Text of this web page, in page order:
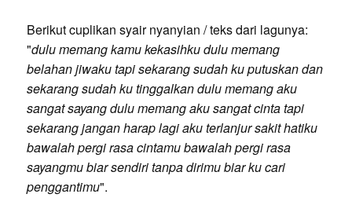
Berikut cuplikan syair nyanyian / teks dari lagunya:
"dulu memang kamu kekasihku dulu memang
belahan jiwaku tapi sekarang sudah ku putuskan dan
sekarang sudah ku tinggalkan dulu memang aku
sangat sayang dulu memang aku sangat cinta tapi
sekarang jangan harap lagi aku terlanjur sakit hatiku
bawalah pergi rasa cintamu bawalah pergi rasa
sayangmu biar sendiri tanpa dirimu biar ku cari
penggantimu".